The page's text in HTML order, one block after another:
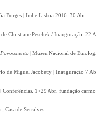
Borges | Indie Lisboa 2016: 30 Abr
, de Christiane Peschek / Inauguração: 22
| Museu Nacional de
de Miguel Jacobetty | Inauguração 7
Conferências, 1>29 Abr, fundação
Casa de Serralves